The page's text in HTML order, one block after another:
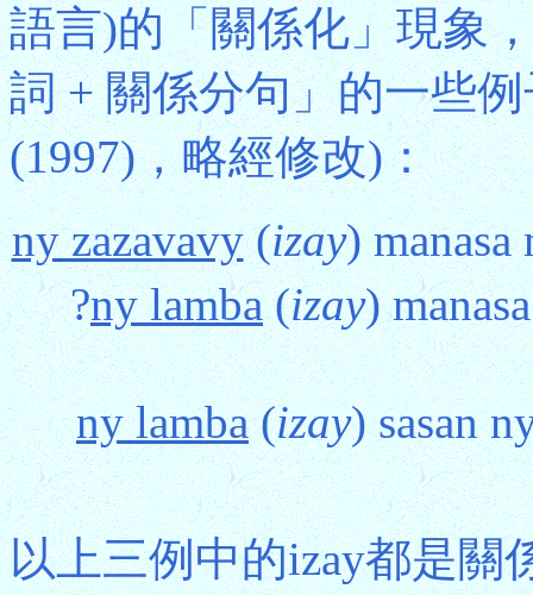
語言)的「關係化」現象
詞 + 關係分句」的一些
(1997)，略經修改)：
ny zazavavy(izay)
?ny lamba(izay)
ny lamba(izay) sasan
以上三例中的izay都是關